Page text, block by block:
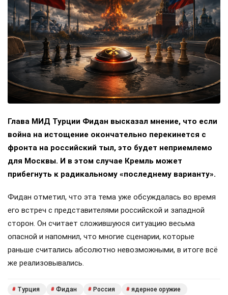
Глава МИД Турции Фидан высказал мнение, что если
война на истощение окончательно перекинется с
фронта на российский тыл, это будет неприемлемо
для Москвы. И в этом случае Кремль может
прибегнуть к радикальному «последнему варианту».
Фидан отметил, что эта тема уже обсуждалась во время
его встреч с представителями российской и западной
сторон. Он считает сложившуюся ситуацию весьма
опасной и напомнил, что многие сценарии, которые
раньше считались абсолютно невозможными, в итоге всё
же реализовывались.
# Турция # Фидан # Россия # ядерное оружие